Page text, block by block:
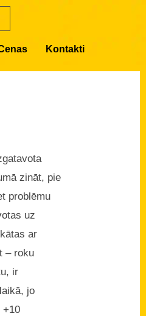
Kontakti
zināt, pie
problēmu
uz
ar
– roku
ir
jo
+10